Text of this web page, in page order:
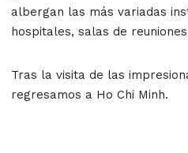
albergan las más variadas
hospitales, salas de
Tras la visita de las
regresamos a Ho Chi Minh.